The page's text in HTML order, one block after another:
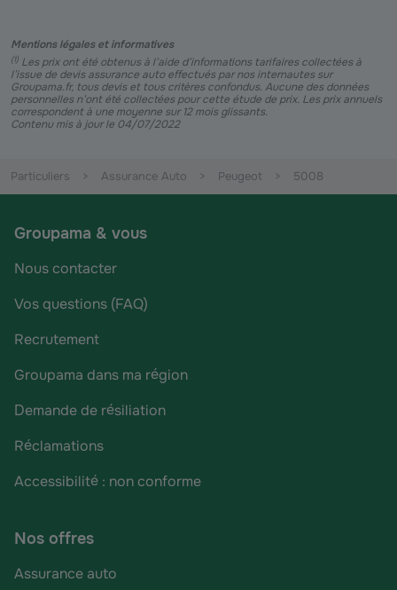
Mentions légales et informatives
(1) Les prix ont été obtenus à l’aide d’informations tarifaires collectées à
l’issue de devis assurance auto effectués par nos internautes sur
Groupama.fr, tous devis et tous critères confondus. Aucune des données
personnelles n’ont été collectées pour cette étude de prix. Les prix annuels
correspondent à une moyenne sur 12 mois glissants.
Contenu mis à jour le 04/07/2022
Particuliers Assurance Auto Peugeot 5008
Groupama & vous
Nous contacter
Vos questions (FAQ)
Recrutement
Groupama dans ma région
Demande de résiliation
Réclamations
Accessibilité : non conforme
Nos offres
Assurance auto